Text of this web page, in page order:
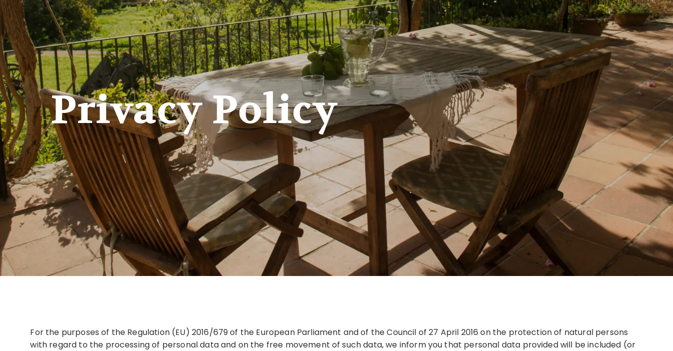
Privacy Policy
For the purposes of the Regulation (EU) 2016/679 of the European Parliament and of the Council of 27 April 2016 on the protection of natural persons
with regard to the processing of personal data and on the free movement of such data, we inform you that personal data provided will be included (or